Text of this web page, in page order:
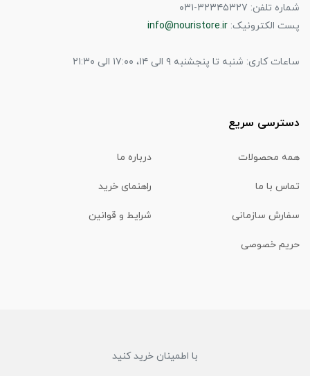
شماره تلفن: ۳۲۳۴۵۳۲۷-۰۳۱
پست الکترونیک: info@nouristore.ir
ساعات کاری: شنبه تا پنجشنبه ۹ الی ۱۴، ۱۷:۰۰ الی ۲۱:۳۰
دسترسی سریع
همه محصولات درباره ما
تماس با ما راهنمای خرید
سفارش سازمانی شرایط و قوانین
حریم خصوصی
با اطمینان خرید کنید